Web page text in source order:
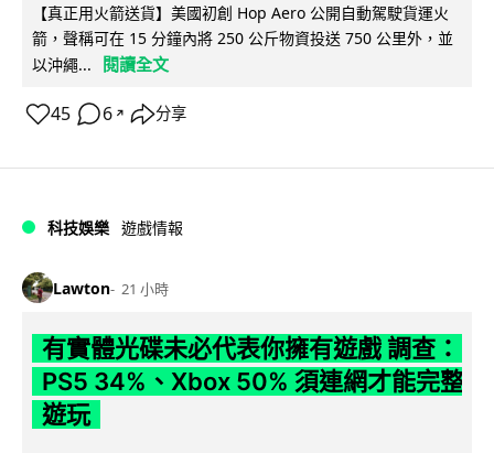
【真正用火箭送貨】美國初創 Hop Aero 公開自動駕駛貨運火
箭，聲稱可在 15 分鐘內將 250 公斤物資投送 750 公里外，並
以沖繩...
閱讀全文
45 6 ↗ 分享
科技娛樂 遊戲情報
Lawton 21 小時
有實體光碟未必代表你擁有遊戲 調查：
PS5 34%、Xbox 50% 須連網才能完整
遊玩